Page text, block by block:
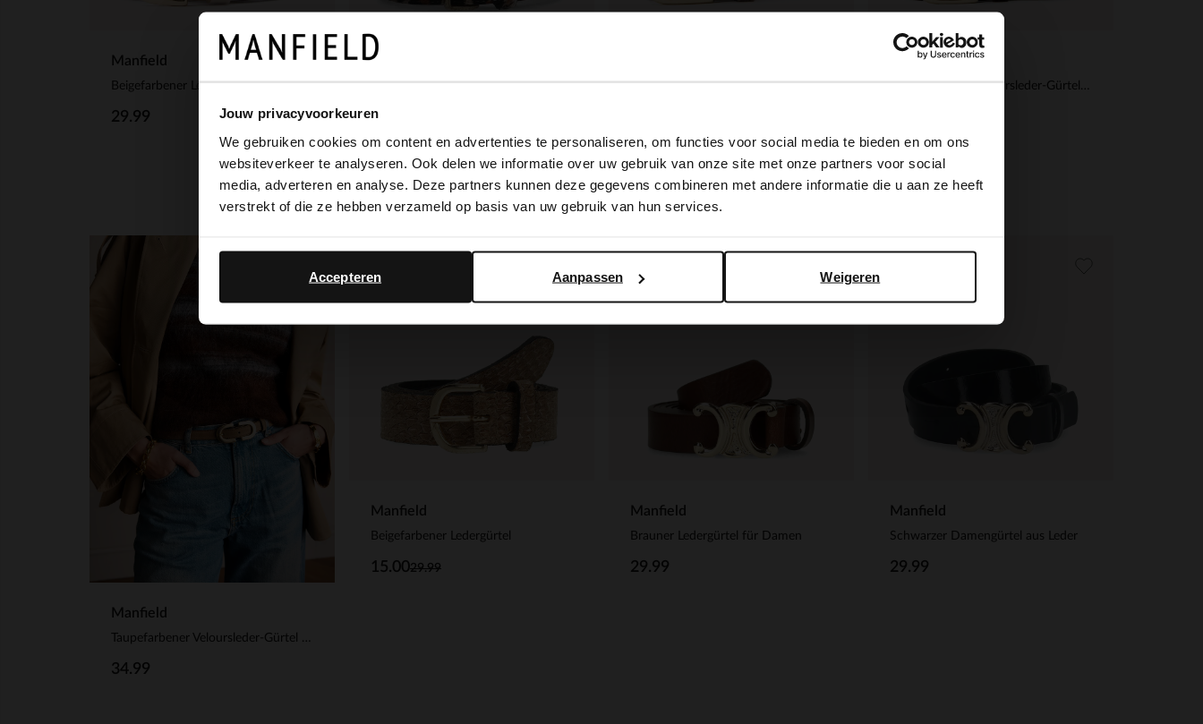
Jouw privacyvoorkeuren
We gebruiken cookies om content en advertenties te personaliseren, om functies voor social media te bieden en om ons
websiteverkeer te analyseren. Ook delen we informatie over uw gebruik van onze site met onze partners voor social
media, adverteren en analyse. Deze partners kunnen deze gegevens combineren met andere informatie die u aan ze heeft
verstrekt of die ze hebben verzameld op basis van uw gebruik van hun services.
Weigeren
Aanpassen
Accepteren
Manfield
Beigefarbener Ledergürtel mit Krokomuster
29.99
Manfield
Leoprint-Gürtel in Fell-Optik
29.99
Beigefarbener Veloursleder-Gürtel mit goldfarbener Schnalle
Manfield
Manfield
34.99
Manfield
Beigefarbener Ledergürtel
29.99
15.00
Manfield
Brauner Ledergürtel für Damen
29.99
Manfield
Schwarzer Damengürtel aus Leder
29.99
×
It looks like your language isn't Dutch. Would you like to